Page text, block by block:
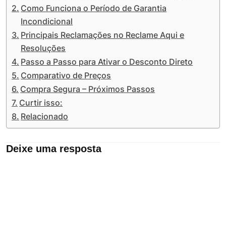
Como Funciona o Período de Garantia
Incondicional
Principais Reclamações no Reclame Aqui e
Resoluções
Passo a Passo para Ativar o Desconto Direto
Comparativo de Preços
Compra Segura – Próximos Passos
Curtir isso:
Relacionado
Deixe uma resposta